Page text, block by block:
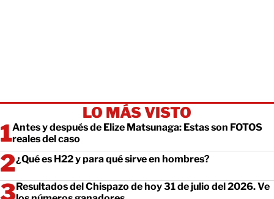
LO MÁS VISTO
Antes y después de Elize Matsunaga: Estas son FOTOS
reales del caso
¿Qué es H22 y para qué sirve en hombres?
Resultados del Chispazo de hoy 31 de julio del 2026. Ve